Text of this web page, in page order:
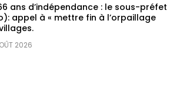
ans d’indépendance : le sous-préfet
appel à « mettre fin à l’orpaillage
2026